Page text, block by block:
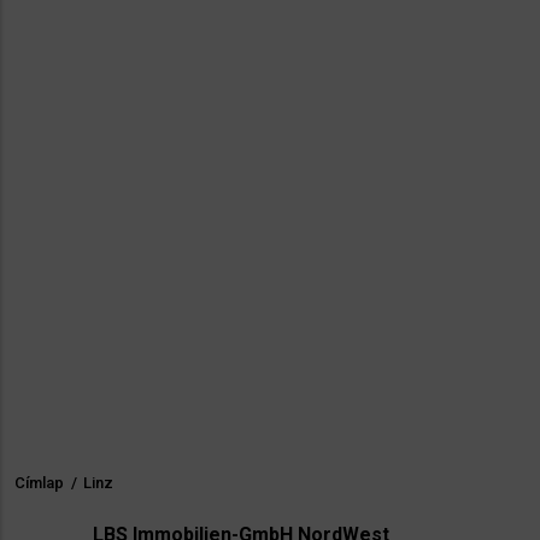
Morzsa
Címlap / Linz
LBS Immobilien-GmbH NordWest